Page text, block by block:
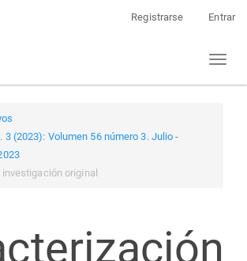
Registrarse Entrar
Toggle
3 (2023): Volumen 56 número 3. Julio -
original